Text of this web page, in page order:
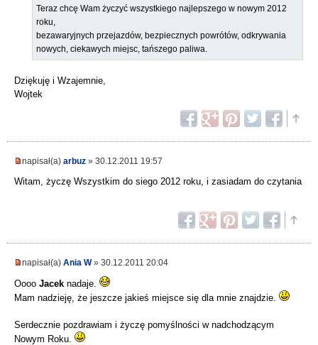
Teraz chcę Wam życzyć wszystkiego najlepszego w nowym 2012
roku,
bezawaryjnych przejazdów, bezpiecznych powrótów, odkrywania
nowych, ciekawych miejsc, tańszego paliwa.
Dziękuję i Wzajemnie,
Wojtek
napisał(a) arbuz » 30.12.2011 19:57
Witam, życzę Wszystkim do siego 2012 roku, i zasiadam do czytania
napisał(a) Ania W» 30.12.2011 20:04
Oooo Jacek nadaje.
Mam nadzieję, że jeszcze jakieś miejsce się dla mnie znajdzie.
Serdecznie pozdrawiam i życzę pomyślności w nadchodzącym
Nowym Roku.